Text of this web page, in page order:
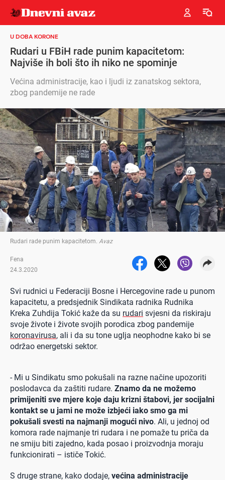
U DOBA KORONE
Rudari u FBiH rade punim kapacitetom:
Najviše ih boli što ih niko ne spominje
Većina administracije, kao i ljudi iz zanatskog sektora,
zbog pandemije ne rade
Rudari rade punim kapacitetom Avaz
Fena
24.3.2020
Svi rudnici u Federaciji Bosne i Hercegovine rade u punom
kapacitetu, a predsjednik Sindikata radnika Rudnika
Kreka Zuhdija Tokić kaže da su rudari svjesni da riskiraju
svoje živote i živote svojih porodica zbog pandemije
koronavirusa, ali i da su tone uglja neophodne kako bi se
održao energetski sektor.
- Mi u Sindikatu smo pokušali na razne načine upozoriti
poslodavca da zaštiti rudare. Znamo da ne možemo
primijeniti sve mjere koje daju krizni štabovi, jer socijalni
kontakt se u jami ne može izbjeći iako smo ga mi
pokušali svesti na najmanji mogući nivo. Ali, u jednoj od
komora rade najmanje tri rudara i ne pomaže tu priča da
ne smiju biti zajedno, kada posao i proizvodnja moraju
funkcionirati – ističe Tokić.
S druge strane, kako dodaje, većina administracije